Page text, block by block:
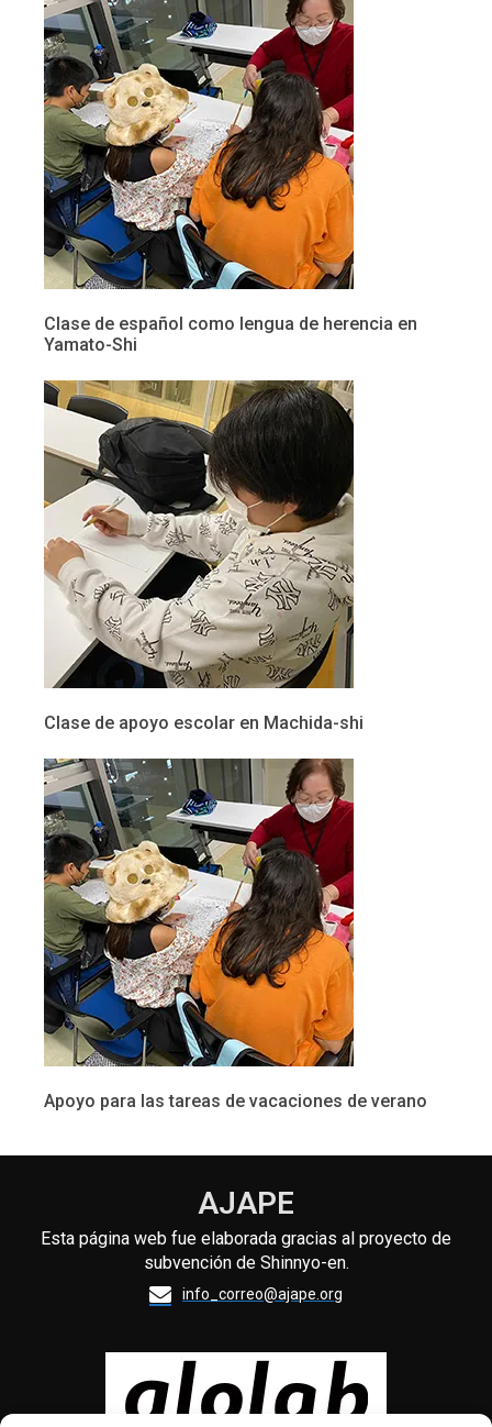
Clase de español como lengua de herencia en
Yamato-Shi
Clase de apoyo escolar en Machida-shi
Apoyo para las tareas de vacaciones de verano
AJAPE
Esta página web fue elaborada gracias al proyecto de
subvención de Shinnyo-en.
info_correo@ajape.org